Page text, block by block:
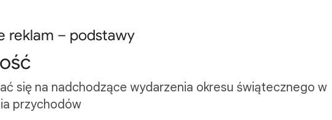
reklam – podstawy
się na nadchodzące wydarzenia okresu świątecznego w
przychodów